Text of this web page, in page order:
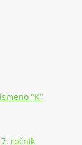
"K"
ročník